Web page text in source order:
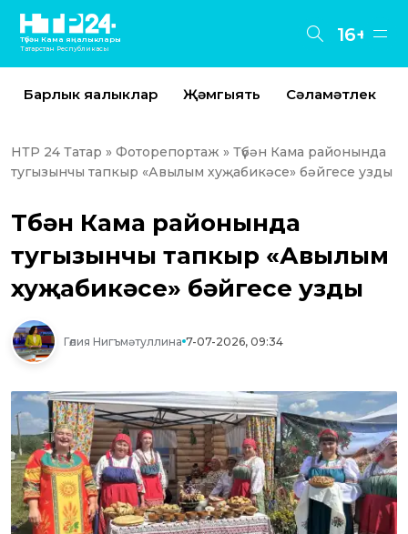
Түбән Кама яңалыклары
Татарстан Республикасы
16+
Барлык яңалыклар Җәмгыять Сәламәтлек
НТР 24 Татар » Фоторепортаж » Түбән Кама районында
тугызынчы тапкыр «Авылым хуҗабикәсе» бәйгесе узды
Түбән Кама районында
тугызынчы тапкыр «Авылым
хуҗабикәсе» бәйгесе узды
Гөлия Нигъмәтуллина 7-07-2026, 09:34